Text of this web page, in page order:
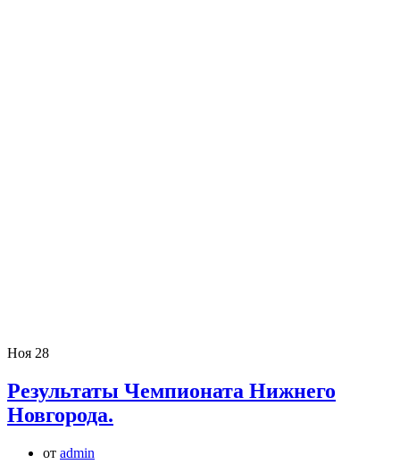
Ноя 28
Результаты Чемпионата Нижнего
Новгорода.
от admin